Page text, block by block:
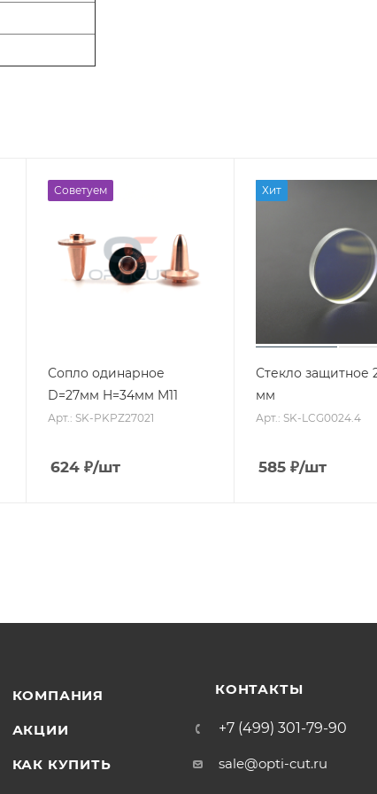
Советуем
Сопло одинарное
D=27мм H=34мм M11
Арт.: SK-PKPZ27021
624 ₽/шт
Хит
Стекло защитное
мм
Арт.: SK-LCG0024.4
585 ₽/шт
КОМПАНИЯ
АКЦИИ
КАК КУПИТЬ
КОНТАКТЫ
+7 (499) 301-79-90
sale@opti-cut.ru